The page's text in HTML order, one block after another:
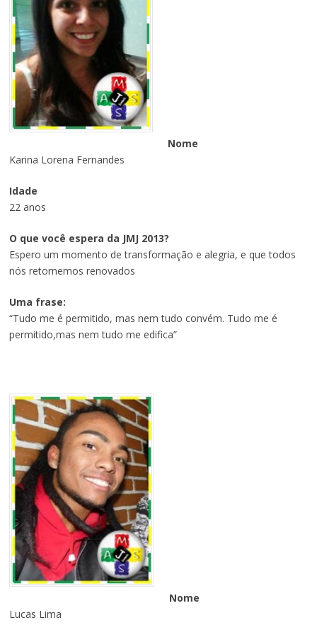
Nome
Karina Lorena Fernandes
Idade
22 anos
O que você espera da JMJ 2013?
Espero um momento de transformação e alegria, e que todos
nós retornemos renovados
Uma frase:
“Tudo me é permitido, mas nem tudo convém. Tudo me é
permitido,mas nem tudo me edifica”
Nome
Lucas Lima